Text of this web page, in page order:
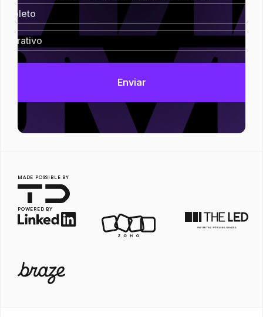
MADE POSSIBLE BY
POWERED BY